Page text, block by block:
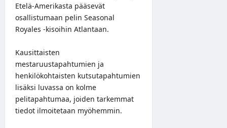
Etelä-Amerikasta pääsevät
osallistumaan pelin Seasonal
Royales -kisoihin Atlantaan.
Kausittaisten
mestaruustapahtumien ja
henkilökohtaisten kutsutapahtumien
lisäksi luvassa on kolme
pelitapahtumaa, joiden tarkemmat
tiedot ilmoitetaan myöhemmin.